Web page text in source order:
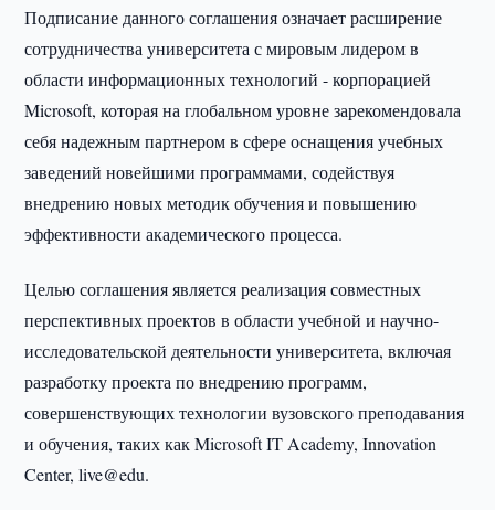
Подписание данного соглашения означает расширение
сотрудничества университета с мировым лидером в
области информационных технологий - корпорацией
Microsoft, которая на глобальном уровне зарекомендовала
себя надежным партнером в сфере оснащения учебных
заведений новейшими программами, содействуя
внедрению новых методик обучения и повышению
эффективности академического процесса.
Целью соглашения является реализация совместных
перспективных проектов в области учебной и научно-
исследовательской деятельности университета, включая
разработку проекта по внедрению программ,
совершенствующих технологии вузовского преподавания
и обучения, таких как Microsoft IT Academy, Innovation
Center, live@edu.